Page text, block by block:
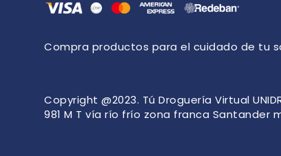
ENVIAR COMENTARIO
Compra productos para el cuidado de tu
Copyright @2023. Tú Droguería Virtual
981 M T vía río frío zona franca Santander